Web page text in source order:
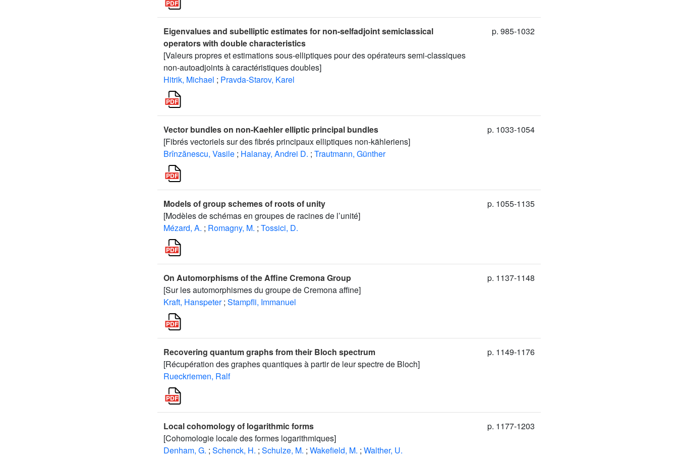
Eigenvalues and subelliptic estimates for non-selfadjoint semiclassical
operators with double characteristics
[Valeurs propres et estimations sous-elliptiques pour des opérateurs semi-classiques
non-autoadjoints à caractéristiques doubles]
Hitrik, Michael ; Pravda-Starov, Karel
p. 985-1032
Vector bundles on non-Kaehler elliptic principal bundles
[Fibrés vectoriels sur des fibrés principaux elliptiques non-kähleriens]
Brînzănescu, Vasile ; Halanay, Andrei D. ; Trautmann, Günther
p. 1033-1054
Models of group schemes of roots of unity
[Modèles de schémas en groupes de racines de l’unité]
Mézard, A. ; Romagny, M. ; Tossici, D.
p. 1055-1135
On Automorphisms of the Affine Cremona Group
[Sur les automorphismes du groupe de Cremona affine]
Kraft, Hanspeter ; Stampfli, Immanuel
p. 1137-1148
Recovering quantum graphs from their Bloch spectrum
[Récupération des graphes quantiques à partir de leur spectre de Bloch]
Rueckriemen, Ralf
p. 1149-1176
Local cohomology of logarithmic forms
[Cohomologie locale des formes logarithmiques]
Denham, G. ; Schenck, H. ; Schulze, M. ; Wakefield, M. ; Walther, U.
p. 1177-1203